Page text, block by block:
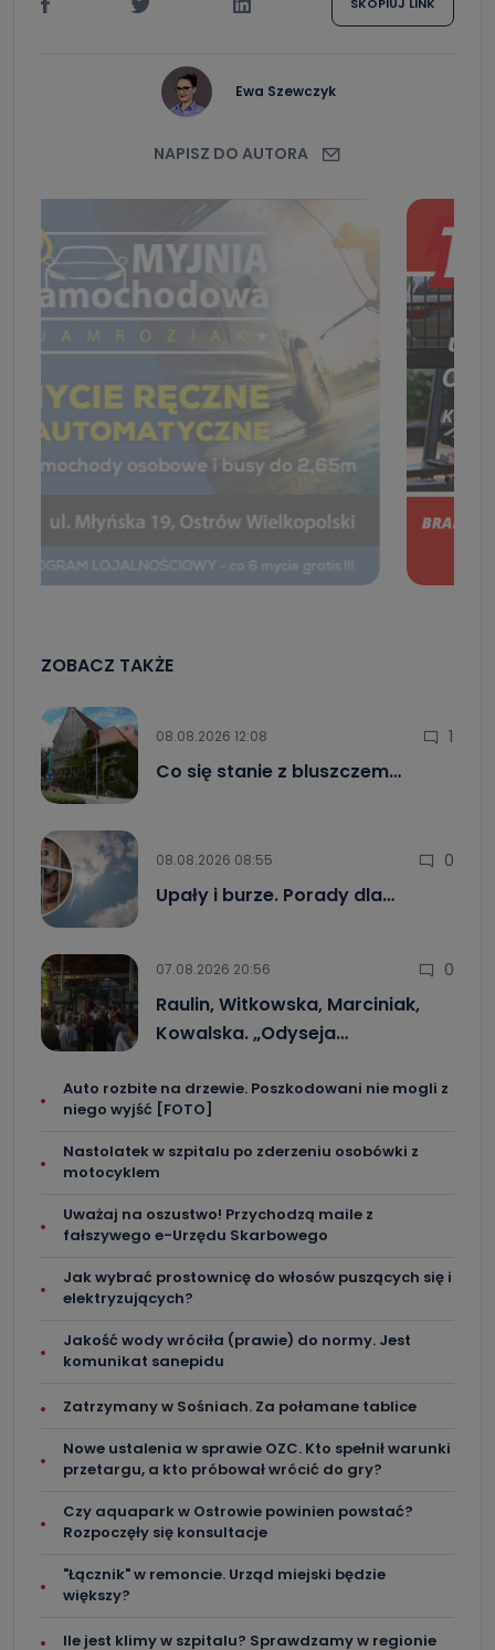
SKOPIUJ LINK
Ewa Szewczyk
NAPISZ DO AUTORA
ZOBACZ TAKŻE
08.08.2026 12:08 1
Co się stanie z bluszczem…
08.08.2026 08:55 0
Upały i burze. Porady dla…
07.08.2026 20:56 0
Raulin, Witkowska, Marciniak,
Kowalska. „Odyseja…
Auto rozbite na drzewie. Poszkodowani nie mogli z
niego wyjść [FOTO]
Nastolatek w szpitalu po zderzeniu osobówki z
motocyklem
Uważaj na oszustwo! Przychodzą maile z
fałszywego e-Urzędu Skarbowego
Jak wybrać prostownicę do włosów puszących się i
elektryzujących?
Jakość wody wróciła (prawie) do normy. Jest
komunikat sanepidu
Zatrzymany w Sośniach. Za połamane tablice
Nowe ustalenia w sprawie OZC. Kto spełnił warunki
przetargu, a kto próbował wrócić do gry?
Czy aquapark w Ostrowie powinien powstać?
Rozpoczęły się konsultacje
"Łącznik" w remoncie. Urząd miejski będzie
większy?
Ile jest klimy w szpitalu? Sprawdzamy w regionie